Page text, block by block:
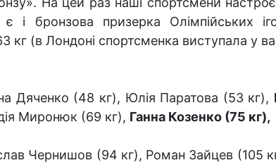
і бронзова призерка Олімпійських
кг (в Лондоні спортсменка виступала у
Дяченко (48 кг), Юлія Паратова (53 кг),
Миронюк (69 кг), Ганна Козенко (75 кг),
Чернишов (94 кг), Роман Зайцев (105